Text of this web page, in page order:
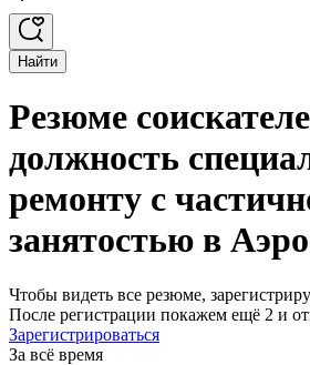
Найти
Резюме
должность
ремонту с
занятостью в
Чтобы видеть все резюме,
После регистрации покажем ещё 2 и
Зарегистрироваться
За всё время